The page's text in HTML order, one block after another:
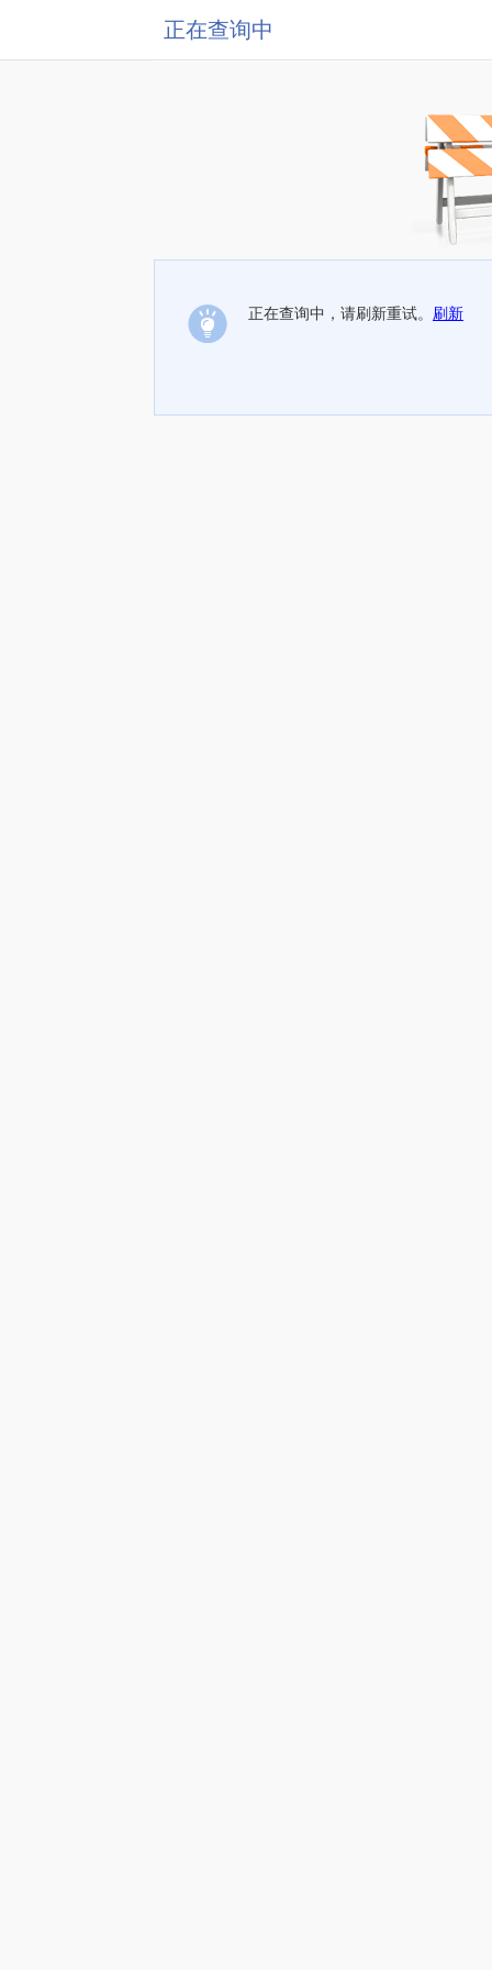
正在查询中
正在查询中，请刷新重试。 刷新